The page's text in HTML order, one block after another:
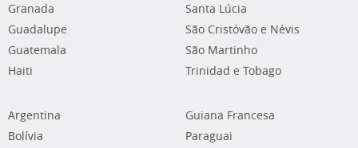
Granada
Guadalupe
Guatemala
Haiti
Santa Lúcia
São Cristóvão e Névis
São Martinho
Trinidad e Tobago
Argentina
Bolívia
Guiana Francesa
Paraguai